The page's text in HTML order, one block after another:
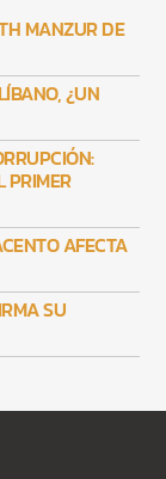
MANZUR DE
¿UN
PRIMER
AFECTA
SU